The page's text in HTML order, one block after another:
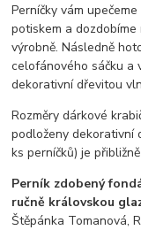
Perníčky vám
potiskem a
výrobně. Následně
celofánového sáčku a
dekorativní dřevitou
Rozměry dárkové
podloženy dekorativní
ks perníčků) je
Perník zdobený
ručně královskou
Štěpánka Tomanová,